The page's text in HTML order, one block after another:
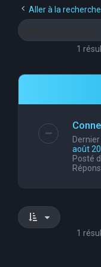
Aller à la
1
août
Posté
1